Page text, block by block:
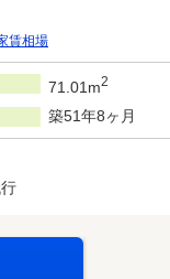
賃相場
71.01m2
築51年8ヶ月